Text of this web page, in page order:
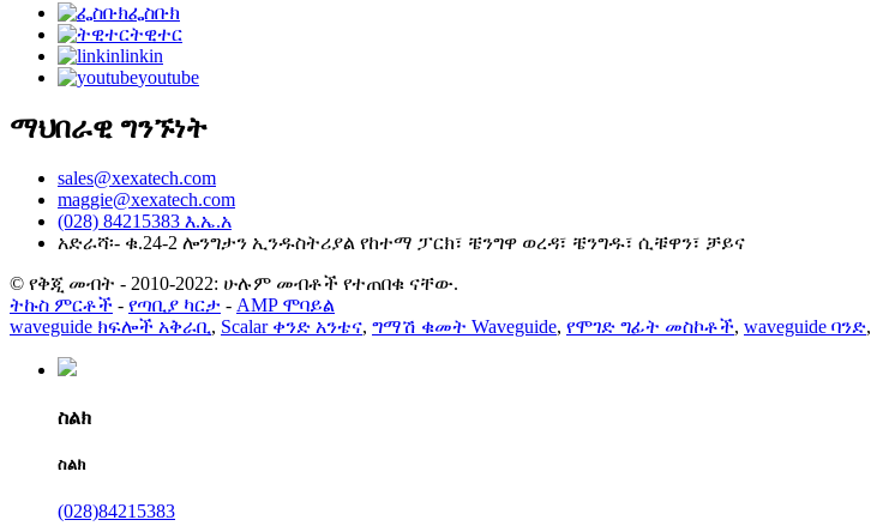
ፌስቡክ
ትዊተር
linkin
youtube
ማህበራዊ ግንኙነት
sales@xexatech.com
maggie@xexatech.com
(028) 84215383 እ.ኤ.አ
አድራሻ፡- ቁ.24-2 ሎንግታን ኢንዱስትሪያል የከተማ ፓርክ፣ ቼንግዋ ወረዳ፣ ቼንግዱ፣ ሲቹዋን፣ ቻይና
© የቅጂ መብት - 2010-2022: ሁሉም መብቶች የተጠበቁ ናቸው.
ትኩስ ምርቶች - የጣቢያ ካርታ - AMP ሞባይል
waveguide ክፍሎች አቅራቢ, Scalar ቀንድ አንቴና, ግማሽ ቁመት Waveguide, የሞገድ ግፊት መስኮቶች, waveguide ባንድ,
ስልክ
ስልክ
(028)84215383